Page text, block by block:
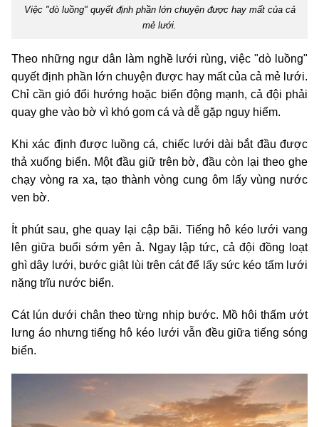
Việc "dò luồng" quyết định phần lớn chuyện được hay mất của cả
mẻ lưới.
Theo những ngư dân làm nghề lưới rùng, việc "dò luồng"
quyết định phần lớn chuyện được hay mất của cả mẻ lưới.
Chỉ cần gió đổi hướng hoặc biển động mạnh, cả đội phải
quay ghe vào bờ vì khó gom cá và dễ gặp nguy hiểm.
Khi xác định được luồng cá, chiếc lưới dài bắt đầu được
thả xuống biển. Một đầu giữ trên bờ, đầu còn lại theo ghe
chạy vòng ra xa, tạo thành vòng cung ôm lấy vùng nước
ven bờ.
Ít phút sau, ghe quay lại cập bãi. Tiếng hô kéo lưới vang
lên giữa buổi sớm yên ả. Ngay lập tức, cả đội đồng loạt
ghì dây lưới, bước giật lùi trên cát để lấy sức kéo tấm lưới
nặng trĩu nước biển.
Cát lún dưới chân theo từng nhịp bước. Mồ hôi thấm ướt
lưng áo nhưng tiếng hô kéo lưới vẫn đều giữa tiếng sóng
biển.